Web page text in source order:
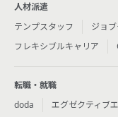
人材派遣
テンプスタッフ
ジョ
フレキシブルキャリア
転職・就職
doda
エグゼクティブ